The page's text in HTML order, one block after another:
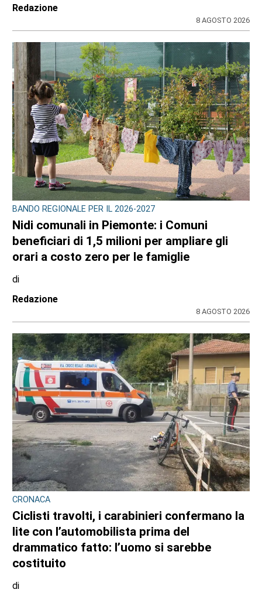
Redazione
8 AGOSTO 2026
BANDO REGIONALE PER IL 2026-2027
Nidi comunali in Piemonte: i Comuni
beneficiari di 1,5 milioni per ampliare gli
orari a costo zero per le famiglie
di
Redazione
8 AGOSTO 2026
CRONACA
Ciclisti travolti, i carabinieri confermano la
lite con l’automobilista prima del
drammatico fatto: l’uomo si sarebbe
costituito
di